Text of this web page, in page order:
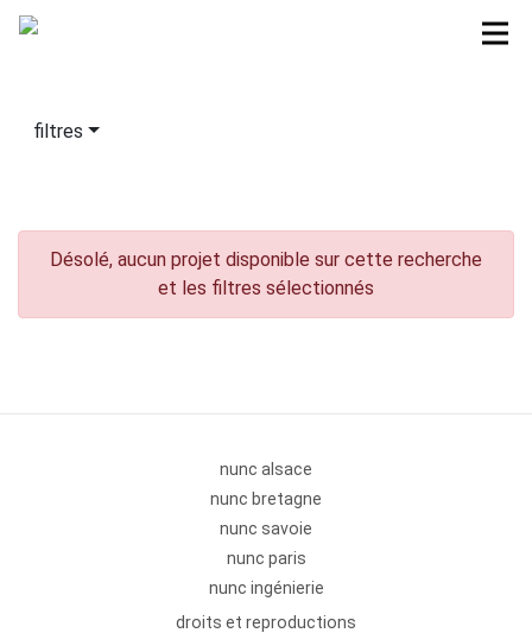
filtres
Désolé, aucun projet disponible sur cette recherche
et les filtres sélectionnés
nunc alsace
nunc bretagne
nunc savoie
nunc paris
nunc ingénierie
droits et reproductions